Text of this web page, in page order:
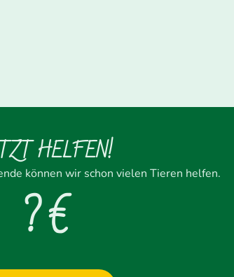
HELFEN!
können wir schon vielen Tieren helfen.
? €